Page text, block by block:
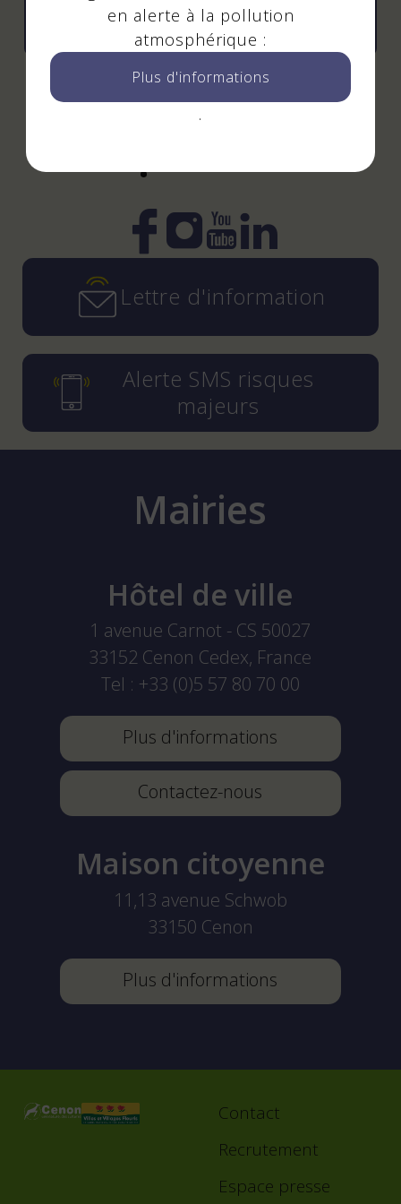
Tout l'agenda
Suivez-nous
!
Instagram
YouTube
LinkedIn
Lettre d'information
Alerte SMS risques
majeurs
Mairies
Hôtel de ville
1 avenue Carnot - CS 50027
33152 Cenon Cedex, France
Tel : +33 (0)5 57 80 70 00
Plus d'informations
Contactez-nous
Maison citoyenne
11,13 avenue Schwob
33150 Cenon
Plus d'informations
Footer
Contact
Recrutement
Espace presse
en alerte à la pollution
atmosphérique :
Plus d'informations
.